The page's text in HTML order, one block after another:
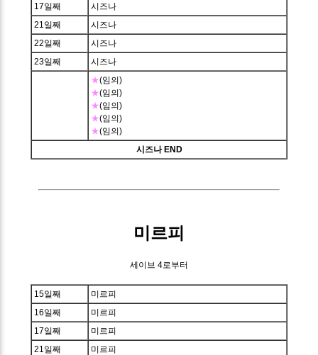
17일째
시즈나
21일째
시즈나
22일째
시즈나
23일째
시즈나
★(임의)
★(임의)
★(임의)
★(임의)
★(임의)
시즈나 END
미르피
세이브 4로부터
15일째
미르피
16일째
미르피
17일째
미르피
21일째
미르피